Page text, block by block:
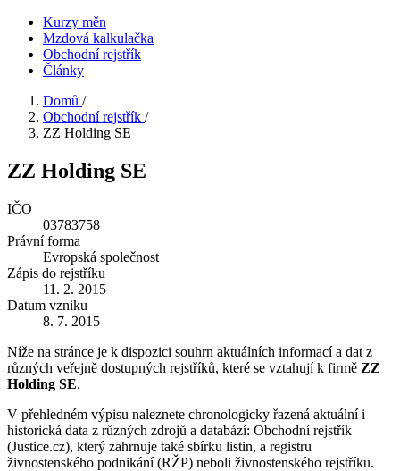
Kurzy měn
Mzdová kalkulačka
Obchodní rejstřík
Články
Domů /
Obchodní rejstřík /
ZZ Holding SE
ZZ Holding SE
IČO
03783758
Právní forma
Evropská společnost
Zápis do rejstříku
11. 2. 2015
Datum vzniku
8. 7. 2015
Níže na stránce je k dispozici souhrn aktuálních informací a dat z
různých veřejně dostupných rejstříků, které se vztahují k firmě ZZ
Holding SE.
V přehledném výpisu naleznete chronologicky řazená aktuální i
historická data z různých zdrojů a databází: Obchodní rejstřík
(Justice.cz), který zahrnuje také sbírku listin, a registru
živnostenského podnikání (RŽP) neboli živnostenského rejstříku.